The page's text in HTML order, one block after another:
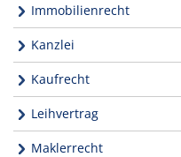
Immobilienrecht
Kanzlei
Kaufrecht
Leihvertrag
Maklerrecht